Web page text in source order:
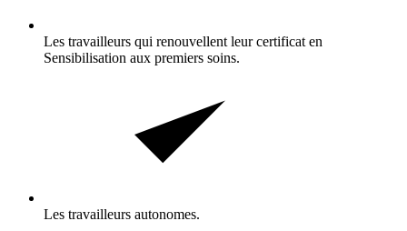
Les travailleurs qui renouvellent leur certificat en
Sensibilisation aux premiers soins.
Les travailleurs autonomes.